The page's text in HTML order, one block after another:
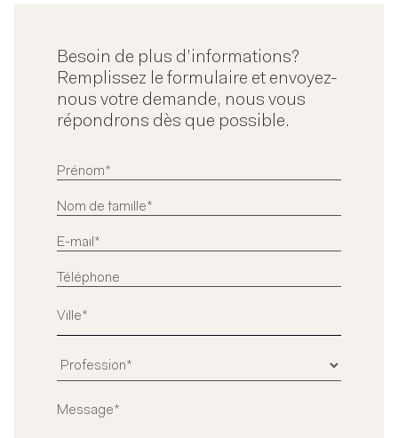
Besoin de plus d’informations?
Remplissez le formulaire et envoyez-
nous votre demande, nous vous
répondrons dès que possible.